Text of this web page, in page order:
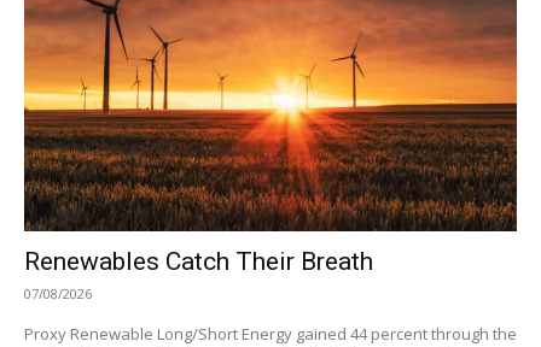
Renewables Catch Their Breath
07/08/2026
Proxy Renewable Long/Short Energy gained 44 percent through the